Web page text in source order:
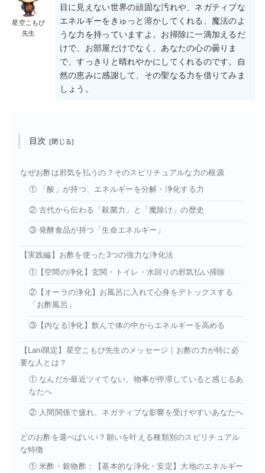
星空こもぴ
先生
目に見えない世界の頑固な汚れや、ネガティブな
エネルギーをきゅっと溶かしてくれる、魔法のよ
うな力を持っていますよ。お掃除に一滴加えるだ
けで、お部屋だけでなく、あなたの心の曇りま
で、すっきりと晴れやかにしてくれるのです。自
然の恵みに感謝して、その聖なる力を借りてみま
しょう。
目次
なぜお酢は邪気を払うの？そのスピリチュアルな力の根源
① 「酸」が持つ、エネルギーを分解・浄化する力
② 古代から伝わる「殺菌力」と「魔除け」の歴史
③ 発酵食品が持つ「生命エネルギー」
【実践編】お酢を使った3つの強力な浄化法
①【空間の浄化】玄関・トイレ・水回りの邪気払い掃除
②【オーラの浄化】お風呂に入れて心身をデトックスする
「お酢風呂」
③【内なる浄化】飲んで体の中からエネルギーを高める
【Lani限定】星空こもぴ先生のメッセージ｜お酢の力が特に必
要な人とは？
① なんだか最近ツイてない、物事が停滞していると感じるあ
なたへ
② 人間関係で疲れ、ネガティブな影響を受けやすいあなたへ
どのお酢を選べばいい？願いを叶える種類別のスピリチュアル
な特徴
① 米酢・穀物酢：【基本的な浄化・安定】大地のエネルギー